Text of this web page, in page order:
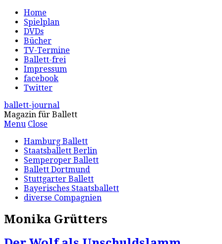
Home
Spielplan
DVDs
Bücher
TV-Termine
Ballett-frei
Impressum
facebook
Twitter
ballett-journal
Magazin für Ballett
Menu Close
Hamburg Ballett
Staatsballett Berlin
Semperoper Ballett
Ballett Dortmund
Stuttgarter Ballett
Bayerisches Staatsballett
diverse Compagnien
Monika Grütters